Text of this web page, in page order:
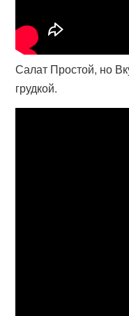
Салат Простой, но
грудкой.